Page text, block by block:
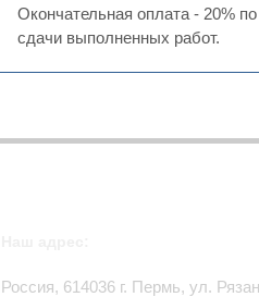
Окончательная оплата - 20%
сдачи выполненных работ.
Россия, 614036г. Пермь, ул.